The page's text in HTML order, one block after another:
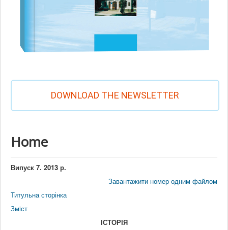
DOWNLOAD THE NEWSLETTER
Home
Випуск 7. 2013 р.
Завантажити номер одним файлом
Титульна сторінка
Змiст
ІСТОРІЯ